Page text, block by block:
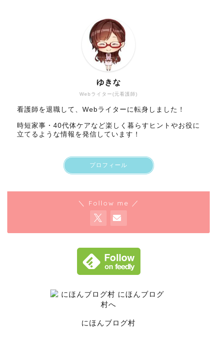
Webライター(元看護師)
ゆきな
看護師を退職して、Webライターに転身しました！
時短家事・40代体ケアなど楽しく暮らすヒントやお役に
立てるような情報を発信しています！
プロフィール
＼ Follow me ／
にほんブログ村